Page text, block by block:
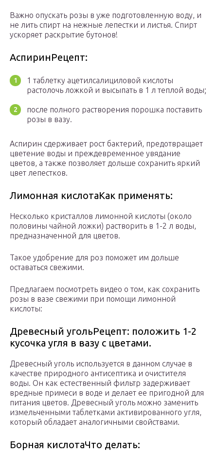
Важно опускать розы в уже подготовленную воду, и
не лить спирт на нежные лепестки и листья. Спирт
ускоряет раскрытие бутонов!
АспиринРецепт:
1 таблетку ацетилсалициловой кислоты
растолочь ложкой и высыпать в 1 л теплой воды;
после полного растворения порошка поставить
розы в вазу.
Аспирин сдерживает рост бактерий, предотвращает
цветение воды и преждевременное увядание
цветов, а также позволяет дольше сохранить яркий
цвет лепестков.
Лимонная кислотаКак применять:
Несколько кристаллов лимонной кислоты (около
половины чайной ложки) растворить в 1-2 л воды,
предназначенной для цветов.
Такое удобрение для роз поможет им дольше
оставаться свежими.
Предлагаем посмотреть видео о том, как сохранить
розы в вазе свежими при помощи лимонной
кислоты:
Древесный угольРецепт: положить 1-2
кусочка угля в вазу с цветами.
Древесный уголь используется в данном случае в
качестве природного антисептика и очистителя
воды. Он как естественный фильтр задерживает
вредные примеси в воде и делает ее пригодной для
питания цветов. Древесный уголь можно заменить
измельченными таблетками активированного угля,
который обладает аналогичными свойствами.
Борная кислотаЧто делать: